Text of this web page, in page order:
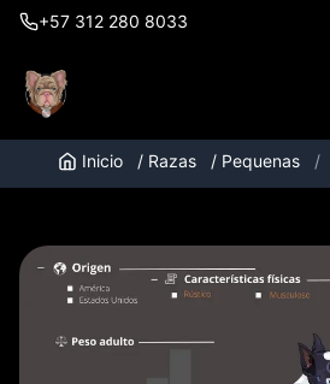
+57 312 280 8033
Inicio / Razas / Pequenas /